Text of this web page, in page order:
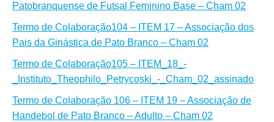
Patobranquense de Futsal Feminino Base – Cham 02
Termo de Colaboração104 – ITEM 17 – Associação dos
Pais da Ginástica de Pato Branco – Cham 02
Termo de Colaboração105 – ITEM_18_-
_Instituto_Theophilo_Petrycoski_-_Cham_02_assinado
Termo de Colaboração 106 – ITEM 19 – Associação de
Handebol de Pato Branco – Adulto – Cham 02